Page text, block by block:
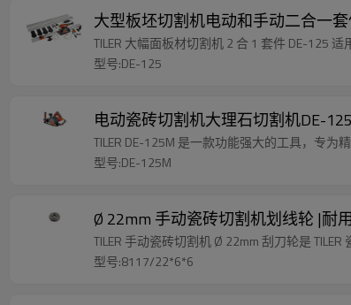
大型板坯切割机电动和手动二合一
TILER 大幅面板材切割机 2 合 1 套件 DE-125
型号:DE-125
电动瓷砖切割机大理石切割机DE-
TILER DE-125M 是一款功能强大的工具，专为
型号:DE-125M
Ø 22mm 手动瓷砖切割机划线轮 |耐
TILER 手动瓷砖切割机 Ø 22mm 刮刀轮是 TILER
型号:8117/22*6*6